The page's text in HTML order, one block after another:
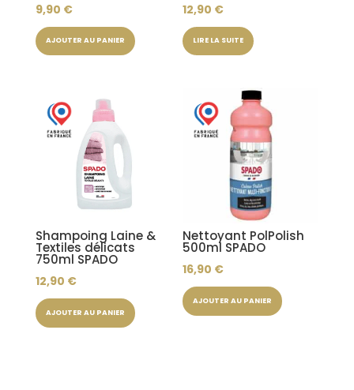
9,90 €
AJOUTER AU PANIER
12,90 €
LIRE LA SUITE
Shampoing Laine &
Textiles délicats
750ml SPADO
12,90 €
AJOUTER AU PANIER
Nettoyant PolPolish
500ml SPADO
16,90 €
AJOUTER AU PANIER